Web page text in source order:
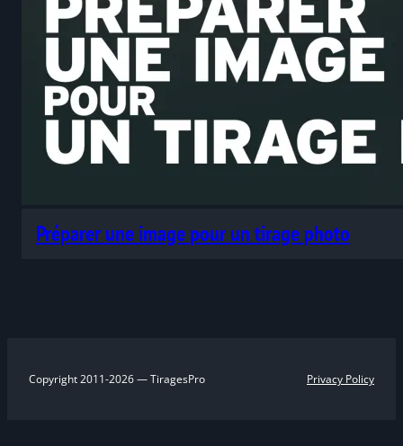
Préparer une image pour un tirage photo
Copyright 2011-2026 — TiragesPro Privacy Policy